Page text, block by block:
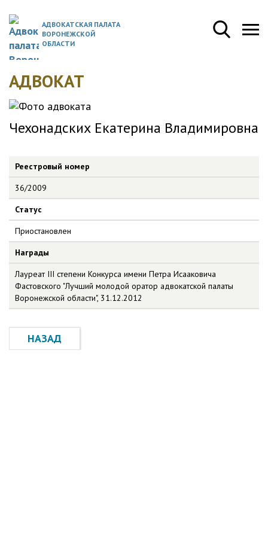
АДВОКАТСКАЯ ПАЛАТА
ВОРОНЕЖСКОЙ
ОБЛАСТИ
АДВОКАТ
Чехонадских Екатерина Владимировна
Реестровый номер
36/2009
Статус
Приостановлен
Награды
Лауреат III степени Конкурса имени Петра Исааковича
Фастовского "Лучший молодой оратор адвокатской палаты
Воронежской области", 31.12.2012
НАЗАД